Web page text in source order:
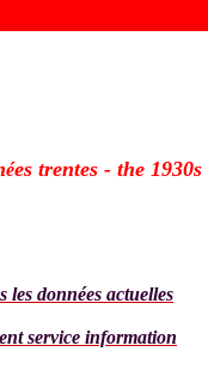
ées trentes - the 1930s
données actuelles
service information